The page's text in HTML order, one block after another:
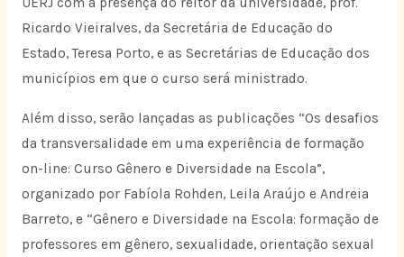
Ricardo Vieiralves, da Secretária de Educação do
Estado, Teresa Porto, e as Secretárias de Educação dos
municípios em que o curso será ministrado.
Além disso, serão lançadas as publicações “Os desafios
da transversalidade em uma experiência de formação
on-line: Curso Gênero e Diversidade na Escola”,
organizado por Fabíola Rohden, Leila Araújo e Andreia
Barreto, e “Gênero e Diversidade na Escola: formação de
professores em gênero, sexualidade, orientação sexual